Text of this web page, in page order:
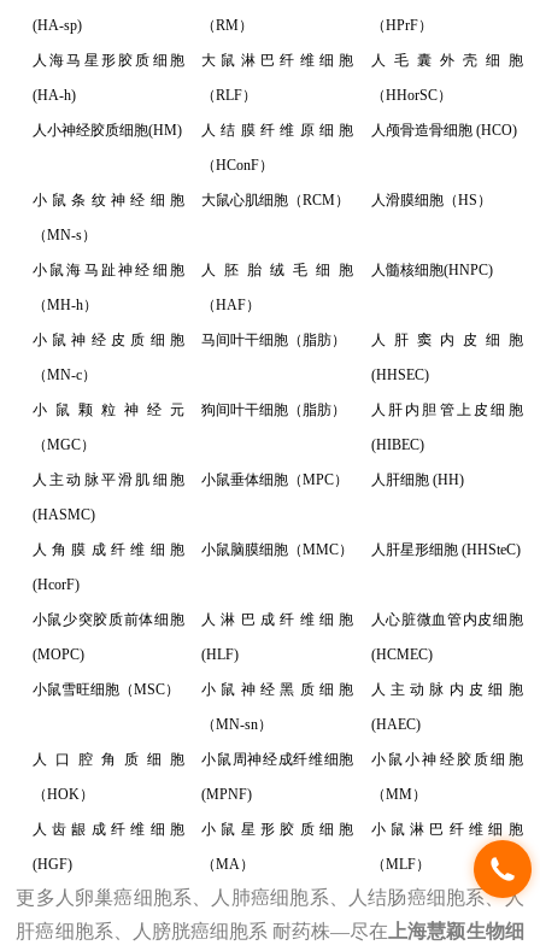
(HA-sp) （RM） （HPrF）
人海马星形胶质细胞
(HA-h)
大鼠淋巴纤维细胞
（RLF）
人毛囊外壳细胞
（HHorSC）
人小神经胶质细胞(HM) 人结膜纤维原细胞
（HConF）
人颅骨造骨细胞 (HCO)
小鼠条纹神经细胞
（MN-s）
大鼠心肌细胞（RCM） 人滑膜细胞（HS）
小鼠海马趾神经细胞
（MH-h）
人胚胎绒毛细胞
（HAF）
人髓核细胞(HNPC)
小鼠神经皮质细胞
（MN-c）
马间叶干细胞（脂肪） 人肝窦内皮细胞
(HHSEC)
小鼠颗粒神经元
（MGC）
狗间叶干细胞（脂肪） 人肝内胆管上皮细胞
(HIBEC)
人主动脉平滑肌细胞
(HASMC)
小鼠垂体细胞（MPC） 人肝细胞 (HH)
人角膜成纤维细胞
(HcorF)
小鼠脑膜细胞（MMC） 人肝星形细胞 (HHSteC)
小鼠少突胶质前体细胞
(MOPC)
人淋巴成纤维细胞
(HLF)
人心脏微血管内皮细胞
(HCMEC)
小鼠雪旺细胞（MSC） 小鼠神经黑质细胞
（MN-sn）
人主动脉内皮细胞
(HAEC)
人口腔角质细胞
（HOK）
小鼠周神经成纤维细胞
(MPNF)
小鼠小神经胶质细胞
（MM）
人齿龈成纤维细胞
(HGF)
小鼠星形胶质细胞
（MA）
小鼠淋巴纤维细胞
（MLF）
更多人卵巢癌细胞系、人肺癌细胞系、人结肠癌细胞系、人
肝癌细胞系、人膀胱癌细胞系 耐药株—尽在 上海慧颖生物细